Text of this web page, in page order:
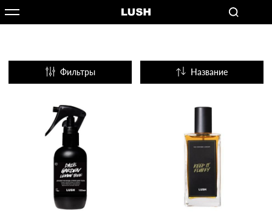
Фильтры Название